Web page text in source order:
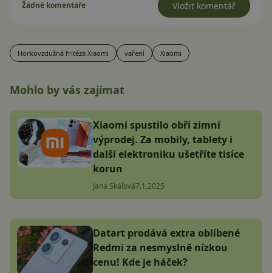
Žádné komentáře Vložit komentář
Horkovzdušná fritéza Xiaomi vaření Xiaomi
Mohlo by vás zajímat
Xiaomi spustilo obří zimní
výprodej. Za mobily, tablety i
další elektroniku ušetříte tisíce
korun
Jana Skálová7.1.2025
Datart prodává extra oblíbené
Redmi za nesmyslně nízkou
cenu! Kde je háček?